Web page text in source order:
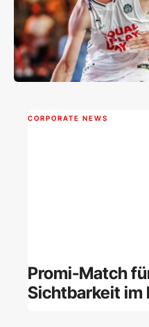
CORPORATE NEWS
Promi-Match
Sichtbarkeit im